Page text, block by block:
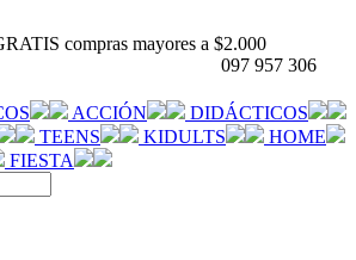
compras mayores a $2.000
097 957 306
ACCIÓN
DIDÁCTICOS
TEENS KIDULTS
HOME
FIESTA